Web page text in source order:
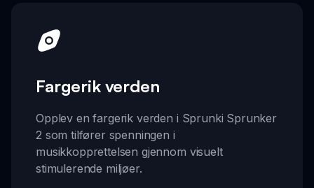
Fargerik verden
Opplev en fargerik verden i Sprunki Sprunker
2 som tilfører spenningen i
musikkopprettelsen gjennom visuelt
stimulerende miljøer.